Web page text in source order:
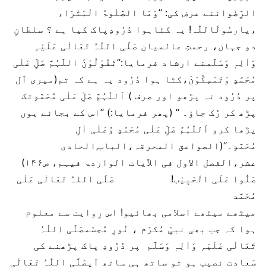
الرِّضْواننے عرض کی: ’’وَمَا الصَّلٰوۃُ الْبَتْرَاء
،یارسُولَاللّٰہ! یہ کٹاہوا دُرُودِپاک کیا ہے ؟ سلطانِ
دو جہان، رحمتِ عالمیان صَلَّی اللّٰہُ تَعَالٰی عَلَیْہِ
وَاٰلِہٖ وَسَلَّمنے ارشاد فرمایا:’’تَقُوْلُوْنَ اللّٰہُمَّ صَلِّ عَلٰی
مُحَمَّدٍ وَتَمْسِکُوْنَ،کٹا ہوا دُرُود یہ ہے کہ تم(میری آل
پر دُرُود نہ پڑھو اور صرف ) اَللّٰہُمَّ صَلِّ عَلٰی مُحَمَّدٍتک
پڑھ کر رُک جاؤ۔ ‘‘ (پھر فرمایا:) ’’اس کے بجائے یوں
پڑھا کرو اَللّٰہُمَّ صَلِّ عَلٰی مُحَمَّدٍ وَّعَلٰی اٰلِ
مُحَمَّدٍ۔‘‘(الصواعق المحرقہ،الباب‚الحادی
عشر،الفصل الاول فی الآیات الواردۃ فیہم، ص۱۴۶)
صَلُّوا عَلَی الْحَبِیْب! صَلَّی اللہُ تَعَالٰی عَلٰی
مُحَمَّد
میٹھے میٹھے اسلامی بھائیو! اس رِوایت سے معلوم
ہوا کہ جب بھی نبیِّ مُکرّم ، نُورِ مُجسّمصَلَّی اللّٰہُ
تَعَالٰی عَلَیْہِ وَاٰلِہٖ وَسَلَّم پر دُرُودِ پاک پڑھنے کی
سَعادت نصیب ہو تو ساتھ ہی ساتھ آپصَلَّی اللّٰہُ تَعَالٰی